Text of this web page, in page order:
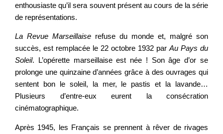
enthousiaste qu’il sera souvent présent au cours de la série
de représentations.
La Revue Marseillaise refuse du monde et, malgré son
succès, est remplacée le 22 octobre 1932 par Au Pays du
Soleil. L’opérette marseillaise est née ! Son âge d’or se
prolonge une quinzaine d’années grâce à des ouvrages qui
sentent bon le soleil, la mer, le pastis et la lavande…
Plusieurs d’entre-eux eurent la consécration
cinématographique.
Après 1945, les Français se prennent à rêver de rivages